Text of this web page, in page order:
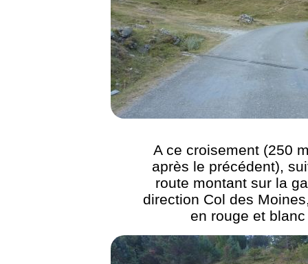
A ce croisement (250
après le précédent),
route montant sur la
direction Col des
en rouge et blanc